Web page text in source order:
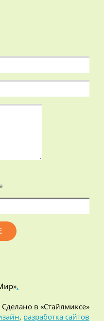
.
Сделано в «Стайлмиксе»
, разработка сайтов